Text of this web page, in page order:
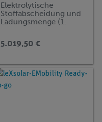
Elektrolytische
Stoffabscheidung und
Ladungsmenge (1.
5.019,50 €